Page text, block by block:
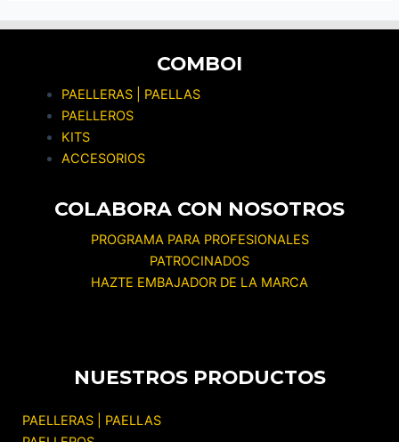
COMBOI
PAELLERAS | PAELLAS
PAELLEROS
KITS
ACCESORIOS
COLABORA CON NOSOTROS
PROGRAMA PARA PROFESIONALES
PATROCINADOS
HAZTE EMBAJADOR DE LA MARCA
NUESTROS PRODUCTOS
PAELLERAS | PAELLAS